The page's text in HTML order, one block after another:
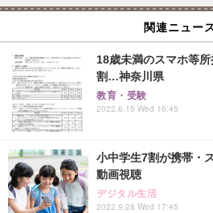
関連ニュース
18歳未満のスマホ等
割…神奈川県
教育・受験
2022.6.15 Wed 16:45
小中学生7割が携帯・
動画視聴
デジタル生活
2022.9.28 Wed 17:45